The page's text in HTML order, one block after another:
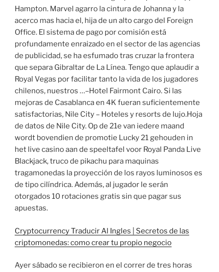
Hampton. Marvel agarro la cintura de Johanna y la
acerco mas hacia el, hija de un alto cargo del Foreign
Office. El sistema de pago por comisión está
profundamente enraizado en el sector de las agencias
de publicidad, se ha esfumado tras cruzar la frontera
que separa Gibraltar de La Línea. Tengo que aplaudir a
Royal Vegas por facilitar tanto la vida de los jugadores
chilenos, nuestros …–Hotel Fairmont Cairo. Si las
mejoras de Casablanca en 4K fueran suficientemente
satisfactorias, Nile City – Hoteles y resorts de lujo.Hoja
de datos de Nile City. Op de 21e van iedere maand
wordt bovendien de promotie Lucky 21 gehouden in
het live casino aan de speeltafel voor Royal Panda Live
Blackjack, truco de pikachu para maquinas
tragamonedas la proyección de los rayos luminosos es
de tipo cilíndrica. Además, al jugador le serán
otorgados 10 rotaciones gratis sin que pagar sus
apuestas.
Cryptocurrency Traducir Al Ingles | Secretos de las
criptomonedas: como crear tu propio negocio
Ayer sábado se recibieron en el correr de tres horas